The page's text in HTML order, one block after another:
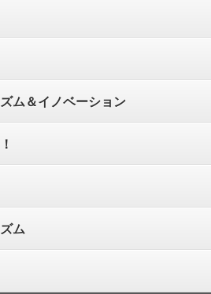
ム＆イノベーション
ム